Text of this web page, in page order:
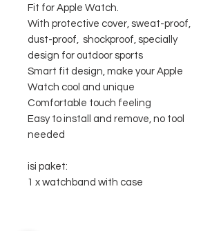
Fit for Apple Watch.
With protective cover, sweat-proof,
dust-proof, shockproof, specially
design for outdoor sports
Smart fit design, make your Apple
Watch cool and unique
Comfortable touch feeling
Easy to install and remove, no tool
needed
isi paket:
1 x watchband with case